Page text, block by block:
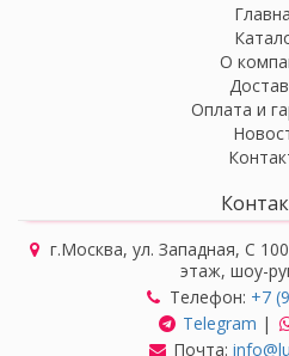
О
Оплата и
г.Москва, ул. Западная, С
этаж, шоу-
Телефон: +7
Telegram |
Почта: